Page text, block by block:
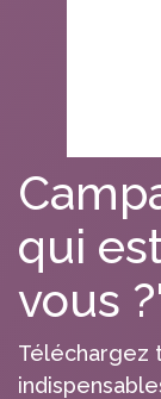
qui
vous
Téléchargez